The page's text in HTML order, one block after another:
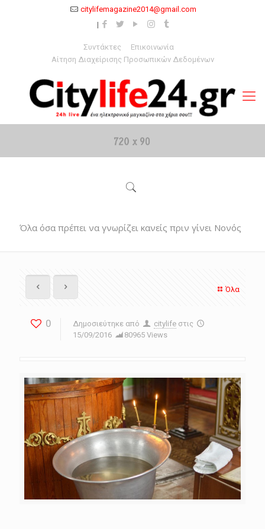
citylifemagazine2014@gmail.com
Συντάκτες
Επικοινωνία
Αίτηση Διαχείρισης Προσωπικών Δεδομένων
Όλα όσα πρέπει να γνωρίζει κανείς πριν γίνει Νονός
Όλα
0 Δημοσιεύτηκε από citylife στις
15/09/2016
80965 Views